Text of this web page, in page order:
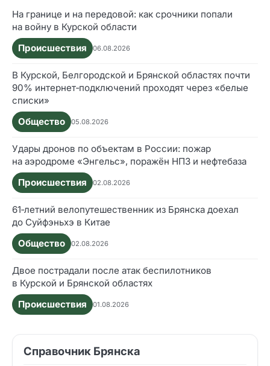
На границе и на передовой: как срочники попали
на войну в Курской области
Происшествия
06.08.2026
В Курской, Белгородской и Брянской областях почти
90% интернет‑подключений проходят через «белые
списки»
Общество
05.08.2026
Удары дронов по объектам в России: пожар
на аэродроме «Энгельс», поражён НПЗ и нефтебаза
Происшествия
02.08.2026
61‑летний велопутешественник из Брянска доехал
до Суйфэньхэ в Китае
Общество
02.08.2026
Двое пострадали после атак беспилотников
в Курской и Брянской областях
Происшествия
01.08.2026
Справочник Брянска